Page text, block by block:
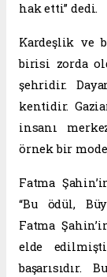
hak etti” dedi.
Kardeşlik ve
birisi zorda
şehridir.
kentidir.
insanı
örnek bir
Fatma
“Bu ödül,
Fatma
elde